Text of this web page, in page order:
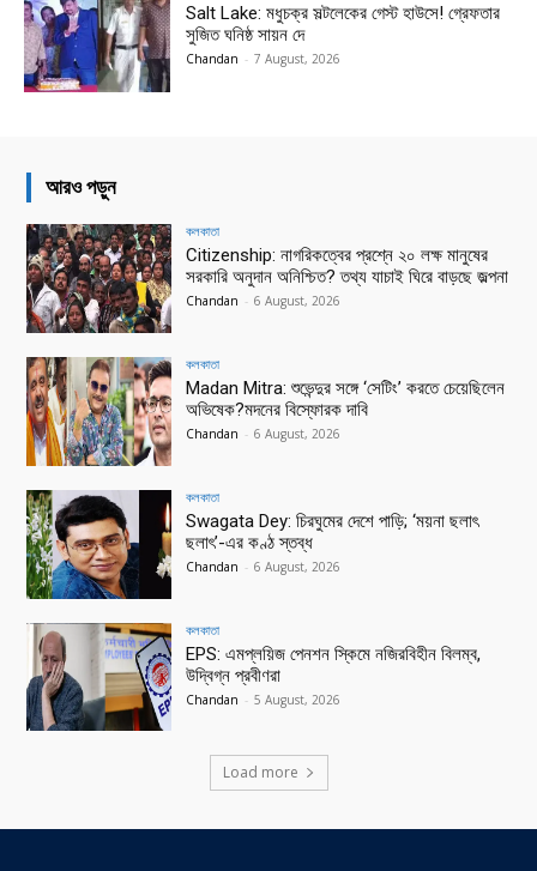
Salt Lake: মধুচক্র সল্টলেকের গেস্ট হাউসে! গ্রেফতার
সুজিত ঘনিষ্ঠ সায়ন দে
Chandan - 7 August, 2026
আরও পড়ুন
কলকাতা
Citizenship: নাগরিকত্বের প্রশ্নে ২০ লক্ষ মানুষের
সরকারি অনুদান অনিশ্চিত? তথ্য যাচাই ঘিরে বাড়ছে জল্পনা
Chandan - 6 August, 2026
কলকাতা
Madan Mitra: শুভেন্দুর সঙ্গে ‘সেটিং’ করতে চেয়েছিলেন
অভিষেক?মদনের বিস্ফোরক দাবি
Chandan - 6 August, 2026
কলকাতা
Swagata Dey: চিরঘুমের দেশে পাড়ি; ‘ময়না ছলাৎ
ছলাৎ’-এর কণ্ঠ স্তব্ধ
Chandan - 6 August, 2026
কলকাতা
EPS: এমপ্লয়িজ পেনশন স্কিমে নজিরবিহীন বিলম্ব,
উদ্বিগ্ন প্রবীণরা
Chandan - 5 August, 2026
Load more